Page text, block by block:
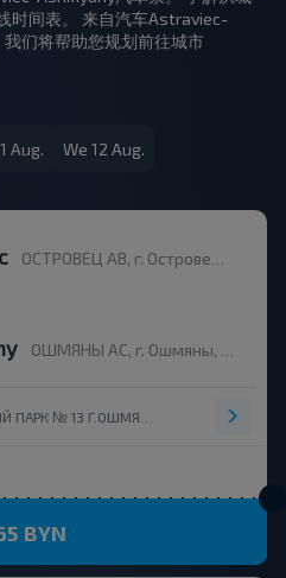
时间表。 来自汽车Astraviec-
们将帮助您规划前往城市
Aug. We 12 Aug.
ОСТРОВЕЦ АВ, г. Островец, ул. Энергетиков, 4
ОШМЯНЫ АС, г. Ошмяны, ул. Советская, 123
BYN